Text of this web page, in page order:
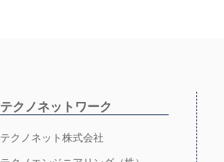
テクノネットワーク
テクノネット株式会社